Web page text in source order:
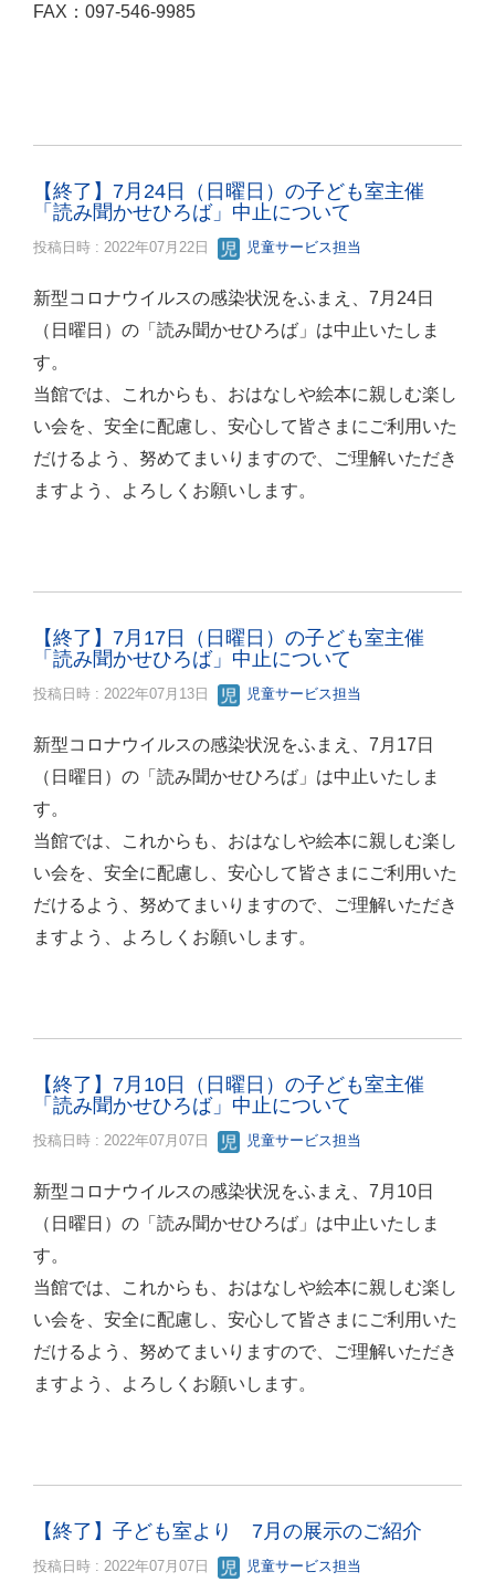
FAX：097-546-9985
【終了】7月24日（日曜日）の子ども室主催
「読み聞かせひろば」中止について
投稿日時 : 2022年07月22日 児童サービス担当
新型コロナウイルスの感染状況をふまえ、7月24日
（日曜日）の「読み聞かせひろば」は中止いたしま
す。
当館では、これからも、おはなしや絵本に親しむ楽し
い会を、安全に配慮し、安心して皆さまにご利用いた
だけるよう、努めてまいりますので、ご理解いただき
ますよう、よろしくお願いします。
【終了】7月17日（日曜日）の子ども室主催
「読み聞かせひろば」中止について
投稿日時 : 2022年07月13日 児童サービス担当
新型コロナウイルスの感染状況をふまえ、7月17日
（日曜日）の「読み聞かせひろば」は中止いたしま
す。
当館では、これからも、おはなしや絵本に親しむ楽し
い会を、安全に配慮し、安心して皆さまにご利用いた
だけるよう、努めてまいりますので、ご理解いただき
ますよう、よろしくお願いします。
【終了】7月10日（日曜日）の子ども室主催
「読み聞かせひろば」中止について
投稿日時 : 2022年07月07日 児童サービス担当
新型コロナウイルスの感染状況をふまえ、7月10日
（日曜日）の「読み聞かせひろば」は中止いたしま
す。
当館では、これからも、おはなしや絵本に親しむ楽し
い会を、安全に配慮し、安心して皆さまにご利用いた
だけるよう、努めてまいりますので、ご理解いただき
ますよう、よろしくお願いします。
【終了】子ども室より 7月の展示のご紹介
投稿日時 : 2022年07月07日 児童サービス担当